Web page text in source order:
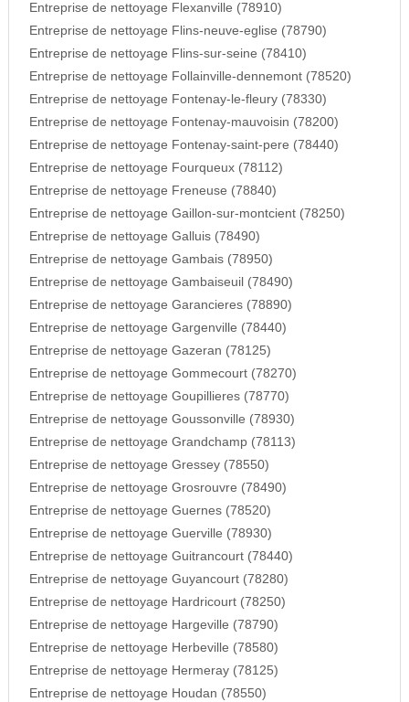
Entreprise de nettoyage Flexanville (78910)
Entreprise de nettoyage Flins-neuve-eglise (78790)
Entreprise de nettoyage Flins-sur-seine (78410)
Entreprise de nettoyage Follainville-dennemont (78520)
Entreprise de nettoyage Fontenay-le-fleury (78330)
Entreprise de nettoyage Fontenay-mauvoisin (78200)
Entreprise de nettoyage Fontenay-saint-pere (78440)
Entreprise de nettoyage Fourqueux (78112)
Entreprise de nettoyage Freneuse (78840)
Entreprise de nettoyage Gaillon-sur-montcient (78250)
Entreprise de nettoyage Galluis (78490)
Entreprise de nettoyage Gambais (78950)
Entreprise de nettoyage Gambaiseuil (78490)
Entreprise de nettoyage Garancieres (78890)
Entreprise de nettoyage Gargenville (78440)
Entreprise de nettoyage Gazeran (78125)
Entreprise de nettoyage Gommecourt (78270)
Entreprise de nettoyage Goupillieres (78770)
Entreprise de nettoyage Goussonville (78930)
Entreprise de nettoyage Grandchamp (78113)
Entreprise de nettoyage Gressey (78550)
Entreprise de nettoyage Grosrouvre (78490)
Entreprise de nettoyage Guernes (78520)
Entreprise de nettoyage Guerville (78930)
Entreprise de nettoyage Guitrancourt (78440)
Entreprise de nettoyage Guyancourt (78280)
Entreprise de nettoyage Hardricourt (78250)
Entreprise de nettoyage Hargeville (78790)
Entreprise de nettoyage Herbeville (78580)
Entreprise de nettoyage Hermeray (78125)
Entreprise de nettoyage Houdan (78550)